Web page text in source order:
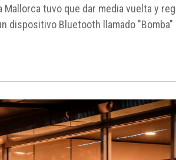
tuvo que dar media vuelta y
dispositivo Bluetooth llamado "Bomba"